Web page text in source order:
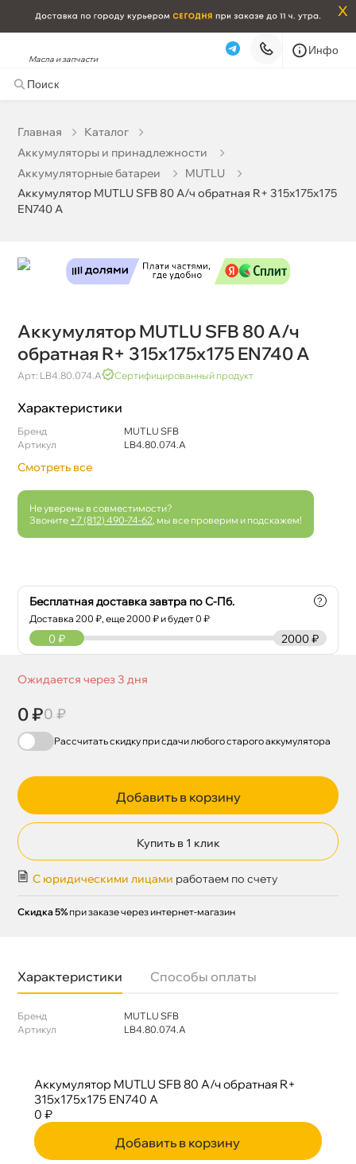
x
Масла и запчасти
Инфо
Главная
Катало
Аккумуляторы и принадлежности
Аккумуляторные батареи
MUTLU
Аккумулятор MUTLU SFB 80 А/ч обратная R+ 315x175x175
EN740 А
Аккумулятор MUTLU SFB 80 А/ч
обратная R+ 315x175x175 EN740 А
Арт: LB4.80.074.A Сертифицированный продукт
Характеристики
Бренд
MUTLU SFB
Артикул
LB4.80.074.A
Смотреть все
Не уверены в совместимости?
Звоните +7 (812) 490-74-62 , мы все проверим и подскажем!
Бесплатная доставка завтра по С-Пб.
Доставка200 ₽, еще2000 ₽ и будет 0 ₽
?
2000 ₽
0 ₽
Ожидается через 3 дня
0 ₽0 ₽
Рассчитать скидку при сдачилюбогостарого аккумулятора
Добавить в корзину
Купить в 1 клик
С юридическими лицами работаем по счету
Скидка 5% при заказе через интернет-магазин
Характеристики Способы оплаты
Бренд
MUTLU SFB
Артикул
LB4.80.074.A
Аккумулятор MUTLU SFB 80 А/ч обратная R+
Бесплатная Завтра, 07.08 (при заказе от 2000₽)
Срочная за 2 ч – 399 ₽ Сегодня, 07.08
Карта Список
Аккумулятор MUTLU SFB 80 А/ч обратная R+
315x175x175 EN740 А
0 ₽
Добавить в корзину